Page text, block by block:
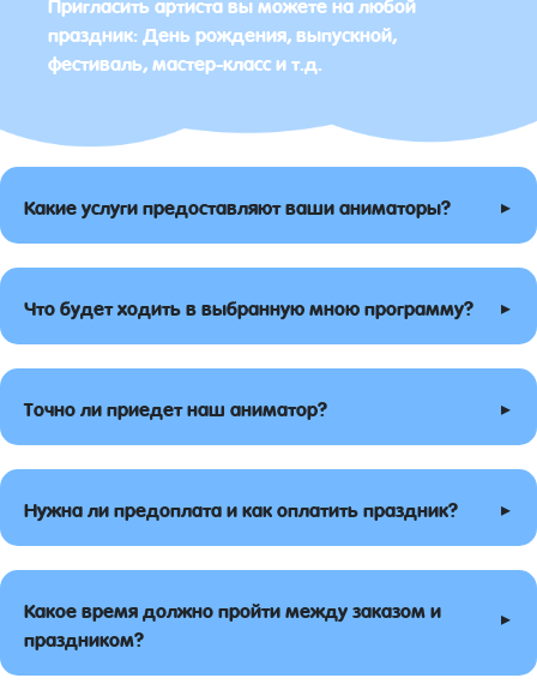
праздник: День рождения, выпускной,
фестиваль, мастер-класс и т.д.
Какие услуги предоставляют ваши аниматоры? ▸
Что будет ходить в выбранную мною программу? ▸
Точно ли приедет наш аниматор? ▸
Нужна ли предоплата и как оплатить праздник? ▸
Какое время должно пройти между заказом и
праздником?
▸